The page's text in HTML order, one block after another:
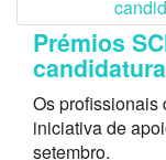
Prémios
Os profissionais
iniciativa de
setembro.